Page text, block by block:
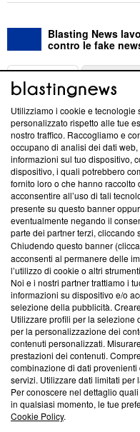
Blasting News
contro le fake
ABOUT
Questa sezione offre
News, sui nostri processi
creare news di qualità.
‘Trust Project - News with
ancora membro del
parte; Trust Project non
conformità agli standard.
Su di noi
Team editoriale
Corporate
Redazione
Informativa Privacy
Cookie Policy
Blasting SA, IDI CHE-
Lugano (Svizzera) Tel:
© 2026 Blasting News
Utilizziamo i cookie e tecnologie
personalizzato rispetto alle tue
nostro traffico. Raccogliamo e
occupano di analisi dei dati
informazioni sul tuo dispositivo,
dispositivo, i quali potrebbero
fornito loro o che hanno
acconsentire all’uso di tali
presente su questo banner
eventualmente negando il
parte dei partner terzi, cliccando
Chiudendo questo banner
acconsenti al permanere delle
l’utilizzo di cookie o altri
Noi e i nostri partner trattiamo i
informazioni su dispositivo e/o
selezione della pubblicità.
Utilizzare profili per la selezione
per la personalizzazione dei
contenuti personalizzati.
prestazioni dei contenuti.
combinazione di dati
servizi. Utilizzare dati limitati per
Per conoscere nel dettaglio
in qualsiasi momento, le tue
Cookie Policy.